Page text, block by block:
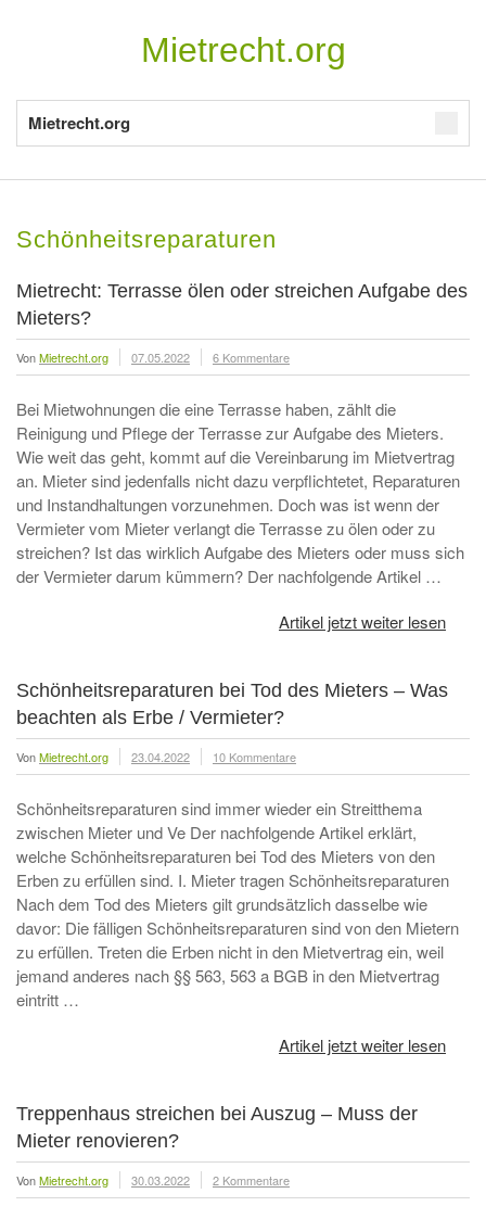
Mietrecht.org
Mietrecht.org
Schönheitsreparaturen
Mietrecht: Terrasse ölen oder streichen Aufgabe des
Mieters?
VonMietrecht.org 07.05.2022 6 Kommentare
Bei Mietwohnungen die eine Terrasse haben, zählt die
Reinigung und Pflege der Terrasse zur Aufgabe des Mieters.
Wie weit das geht, kommt auf die Vereinbarung im Mietvertrag
an. Mieter sind jedenfalls nicht dazu verpflichtetet, Reparaturen
und Instandhaltungen vorzunehmen. Doch was ist wenn der
Vermieter vom Mieter verlangt die Terrasse zu ölen oder zu
streichen? Ist das wirklich Aufgabe des Mieters oder muss sich
der Vermieter darum kümmern? Der nachfolgende Artikel …
Artikel jetzt weiter lesen
Schönheitsreparaturen bei Tod des Mieters – Was
beachten als Erbe / Vermieter?
VonMietrecht.org 23.04.2022 10 Kommentare
Schönheitsreparaturen sind immer wieder ein Streitthema
zwischen Mieter und Ve Der nachfolgende Artikel erklärt,
welche Schönheitsreparaturen bei Tod des Mieters von den
Erben zu erfüllen sind. I. Mieter tragen Schönheitsreparaturen
Nach dem Tod des Mieters gilt grundsätzlich dasselbe wie
davor: Die fälligen Schönheitsreparaturen sind von den Mietern
zu erfüllen. Treten die Erben nicht in den Mietvertrag ein, weil
jemand anderes nach §§ 563, 563 a BGB in den Mietvertrag
eintritt …
Artikel jetzt weiter lesen
Treppenhaus streichen bei Auszug – Muss der
Mieter renovieren?
VonMietrecht.org 30.03.2022 2 Kommentare